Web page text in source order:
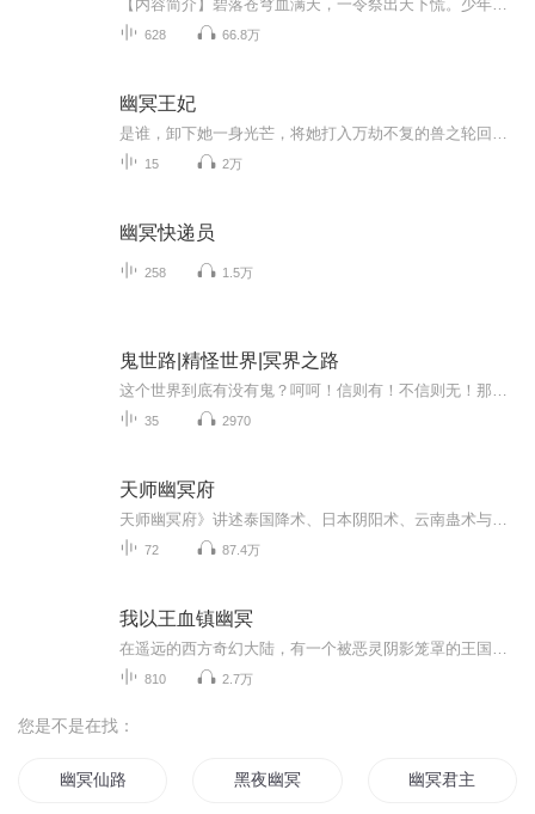
628 66.8万
幽冥王妃
15 2万
幽冥快递员
258 1.5万
鬼世路|精怪世界|冥界之路
35 2970
天师幽冥府
72 87.4万
我以王血镇幽冥
810 2.7万
您是不是在找：
幽冥仙路 黑夜幽冥 幽冥君主